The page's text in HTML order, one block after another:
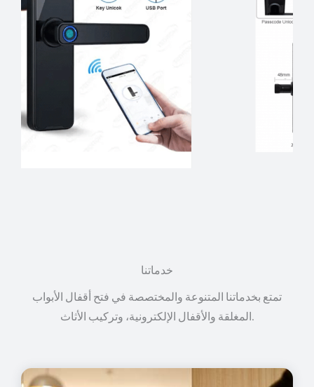
خدماتنا
تمتع بخدماتنا المتنوعة والمختصصة في فتح أقفال الأبواب